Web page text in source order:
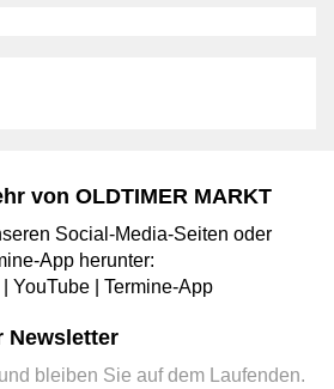
von OLDTIMER MARKT
Social-Media-Seiten oder
App herunter:
YouTube Termine-App
Newsletter
bleiben Sie auf dem Laufenden.